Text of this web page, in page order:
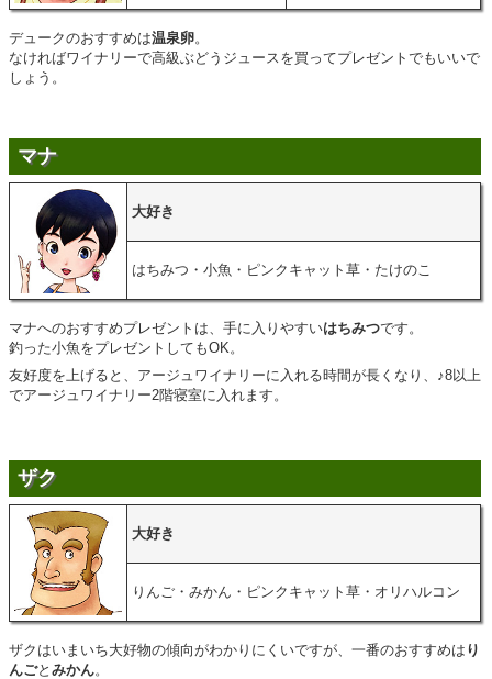
デュークのおすすめは温泉卵。
なければワイナリーで高級ぶどうジュースを買ってプレゼントでもいいで
しょう。
マナ
大好き
はちみつ・小魚・ピンクキャット草・たけのこ
マナへのおすすめプレゼントは、手に入りやすいはちみつです。
釣った小魚をプレゼントしてもOK。
友好度を上げると、アージュワイナリーに入れる時間が長くなり、♪8以上
でアージュワイナリー2階寝室に入れます。
ザク
大好き
りんご・みかん・ピンクキャット草・オリハルコン
ザクはいまいち大好物の傾向がわかりにくいですが、一番のおすすめは り
んごと みかん。